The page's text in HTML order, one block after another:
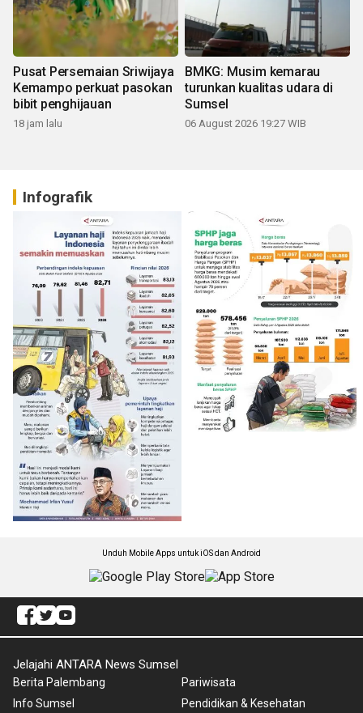
Pusat Persemaian Sriwijaya
Kemampo perkuat pasokan
bibit penghijauan
18 jam lalu
BMKG: Musim kemarau
turunkan kualitas udara di
Sumsel
06 August 2026 19:27 WIB
Infografik
Unduh Mobile Apps untuk iOS dan Android
Jelajahi ANTARA News Sumsel
Berita Palembang
Info Sumsel
Pariwisata
Pendidikan & Kesehatan